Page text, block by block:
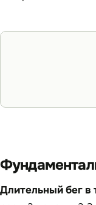
Длительный бег в